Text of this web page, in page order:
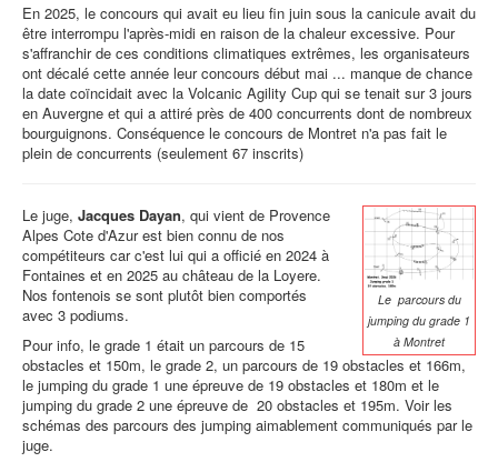
En 2025, le concours qui avait eu lieu fin juin sous la canicule avait du
être interrompu l'après-midi en raison de la chaleur excessive. Pour
s'affranchir de ces conditions climatiques extrêmes, les organisateurs
ont décalé cette année leur concours début mai ... manque de chance
la date coïncidait avec la Volcanic Agility Cup qui se tenait sur 3 jours
en Auvergne et qui a attiré près de 400 concurrents dont de nombreux
bourguignons. Conséquence le concours de Montret n'a pas fait le
plein de concurrents (seulement 67 inscrits)
Le parcours du
jumping du grade 1
à Montret
Le juge, Jacques Dayan, qui vient de Provence
Alpes Cote d'Azur est bien connu de nos
compétiteurs car c'est lui qui a officié en 2024 à
Fontaines et en 2025 au château de la Loyere.
Nos fontenois se sont plutôt bien comportés
avec 3 podiums.
Pour info, le grade 1 était un parcours de 15
obstacles et 150m, le grade 2, un parcours de 19 obstacles et 166m,
le jumping du grade 1 une épreuve de 19 obstacles et 180m et le
jumping du grade 2 une épreuve de 20 obstacles et 195m. Voir les
schémas des parcours des jumping aimablement communiqués par le
juge.